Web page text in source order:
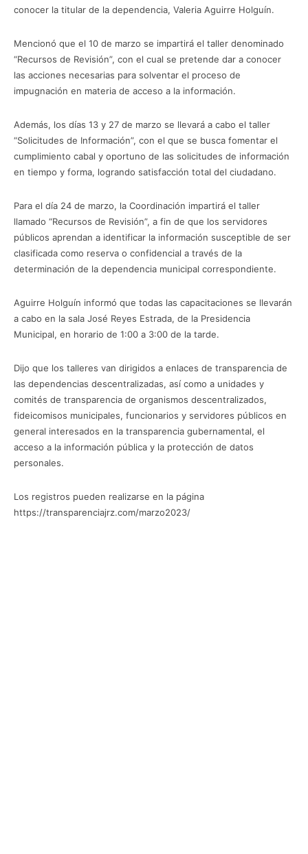
conocer la titular de la dependencia, Valeria Aguirre Holguín.
Mencionó que el 10 de marzo se impartirá el taller denominado
“Recursos de Revisión”, con el cual se pretende dar a conocer
las acciones necesarias para solventar el proceso de
impugnación en materia de acceso a la información.
Además, los días 13 y 27 de marzo se llevará a cabo el taller
“Solicitudes de Información”, con el que se busca fomentar el
cumplimiento cabal y oportuno de las solicitudes de información
en tiempo y forma, logrando satisfacción total del ciudadano.
Para el día 24 de marzo, la Coordinación impartirá el taller
llamado “Recursos de Revisión”, a fin de que los servidores
públicos aprendan a identificar la información susceptible de ser
clasificada como reserva o confidencial a través de la
determinación de la dependencia municipal correspondiente.
Aguirre Holguín informó que todas las capacitaciones se llevarán
a cabo en la sala José Reyes Estrada, de la Presidencia
Municipal, en horario de 1:00 a 3:00 de la tarde.
Dijo que los talleres van dirigidos a enlaces de transparencia de
las dependencias descentralizadas, así como a unidades y
comités de transparencia de organismos descentralizados,
fideicomisos municipales, funcionarios y servidores públicos en
general interesados en la transparencia gubernamental, el
acceso a la información pública y la protección de datos
personales.
Los registros pueden realizarse en la página
https://transparenciajrz.com/marzo2023/